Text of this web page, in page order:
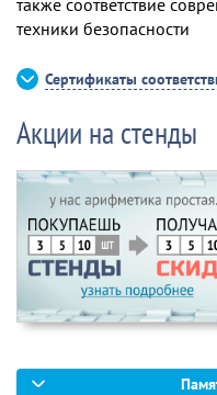
также соответствие
техники безопасности
Сертификаты
Акции на стенды